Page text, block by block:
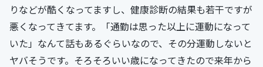
りなどが酷くなってますし、健康診断の結果も若干ですが
悪くなってきてます。「通勤は思った以上に運動になって
いた」なんて話もあるぐらいなので、その分運動しないと
ヤバそうです。そろそろいい歳になってきたので来年から